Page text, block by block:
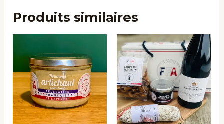
Produits similaires
Plage
de
prix :
28,00 €
à
34,00 €